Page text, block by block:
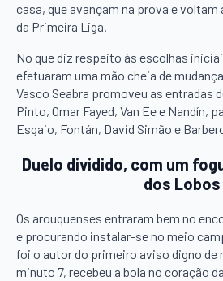
casa, que avançam na prova e voltam
da Primeira Liga.
No que diz respeito às escolhas
efetuaram uma mão cheia de
Vasco Seabra promoveu as entradas
Pinto, Omar Fayed, Van Ee e Nandín,
Esgaio, Fontán, David Simão e
Duelo dividido, com um
dos Lobos
Os arouquenses entraram bem no
e procurando instalar-se no meio
foi o autor do primeiro aviso digno de
minuto 7, recebeu a bola no coração